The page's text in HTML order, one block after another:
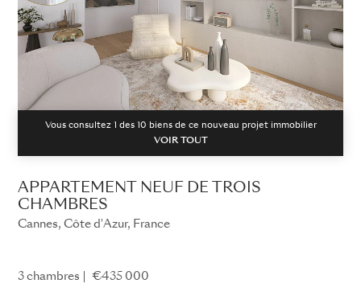
Vous consultez 1 des 10 biens de ce nouveau projet immobilier
VOIR TOUT
APPARTEMENT NEUF DE TROIS
CHAMBRES
Cannes, Côte d'Azur, France
3 chambres €435 000